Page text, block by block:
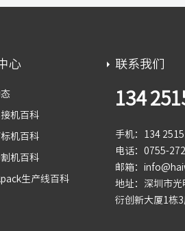
心
机百科
机百科
机百科
生产线百科
联系我们
134
手机：134 2515
电话：0755-
邮箱：
地址：深圳市光
衍创新大厦1栋